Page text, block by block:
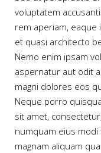
voluptatem
rem aperiam, eaque
et quasi architecto
Nemo enim ipsam
aspernatur aut odit
magni dolores eos
Neque porro
sit amet,
numquam eius
magnam aliquam